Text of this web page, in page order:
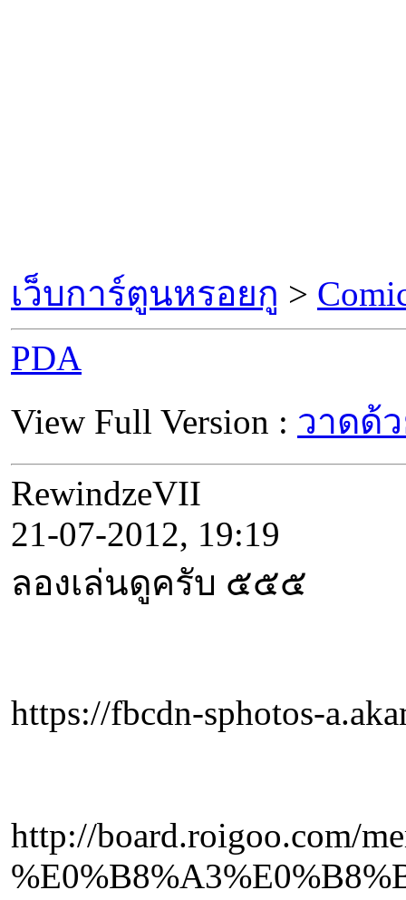
เว็บการ์ตูนหรอยกู >
PDA
View Full Version : วาดด้
RewindzeVII
21-07-2012, 19:19
ลองเล่นดูครับ ๕๕๕
https://fbcdn-sphotos-
http://board.roigoo.com/